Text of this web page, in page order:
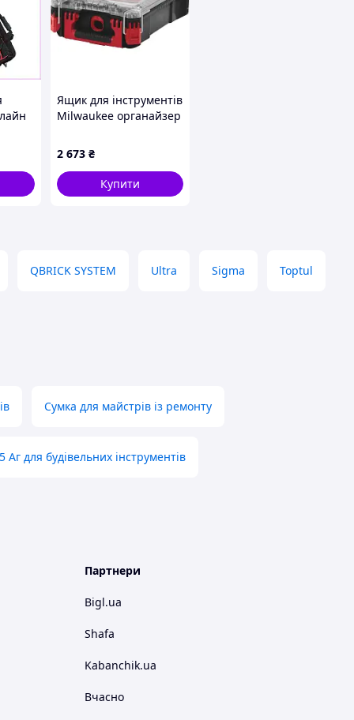
Ящик для інструментів
Milwaukee органайзер
380х250х120мм
(4932464083)
2 673 ₴
Купити
QBRICK SYSTEM Ultra Sigma Toptul
Сумка для майстрів із ремонту
Аг для будівельних інструментів
Партнери
Bigl.ua
Shafa
Kabanchik.ua
Вчасно